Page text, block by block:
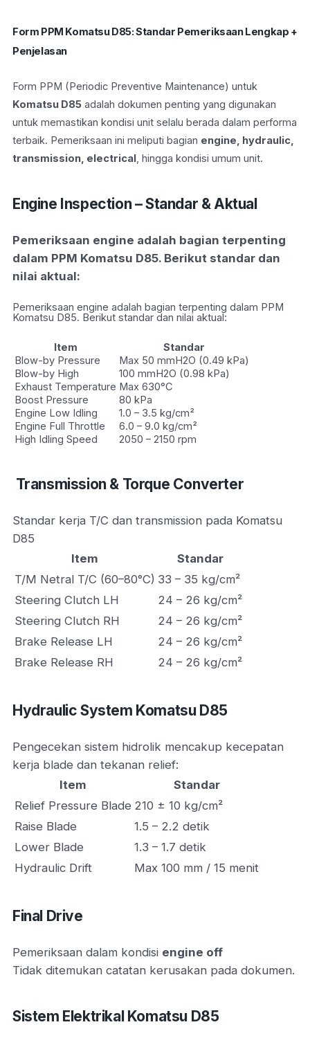
Form PPM Komatsu D85: Standar Pemeriksaan Lengkap +
Penjelasan
Form PPM (Periodic Preventive Maintenance) untuk
Komatsu D85 adalah dokumen penting yang digunakan
untuk memastikan kondisi unit selalu berada dalam performa
terbaik. Pemeriksaan ini meliputi bagian engine, hydraulic,
transmission, electrical, hingga kondisi umum unit.
Engine Inspection – Standar & Aktual
Pemeriksaan engine adalah bagian terpenting
dalam PPM Komatsu D85. Berikut standar dan
nilai aktual:
Pemeriksaan engine adalah bagian terpenting dalam PPM
Komatsu D85. Berikut standar dan nilai aktual:
Item
Standar
Blow-by Pressure
Max 50 mmH2O (0.49 kPa)
Blow-by High
100 mmH2O (0.98 kPa)
Exhaust Temperature Max 630°C
Boost Pressure
80 kPa
Engine Low Idling
1.0 – 3.5 kg/cm²
Engine Full Throttle
6.0 – 9.0 kg/cm²
High Idling Speed
2050 – 2150 rpm
Transmission & Torque Converter
Standar kerja T/C dan transmission pada Komatsu
D85
Item
Standar
T/M Netral T/C (60–80°C) 33 – 35 kg/cm²
Steering Clutch LH
24 – 26 kg/cm²
Steering Clutch RH
24 – 26 kg/cm²
Brake Release LH
24 – 26 kg/cm²
Brake Release RH
24 – 26 kg/cm²
Hydraulic System Komatsu D85
Pengecekan sistem hidrolik mencakup kecepatan
kerja blade dan tekanan relief:
Item
Standar
Relief Pressure Blade 210 ± 10 kg/cm²
Raise Blade
1.5 – 2.2 detik
Lower Blade
1.3 – 1.7 detik
Hydraulic Drift
Max 100 mm / 15 menit
Final Drive
Pemeriksaan dalam kondisi engine off
Tidak ditemukan catatan kerusakan pada dokumen.
Sistem Elektrikal Komatsu D85